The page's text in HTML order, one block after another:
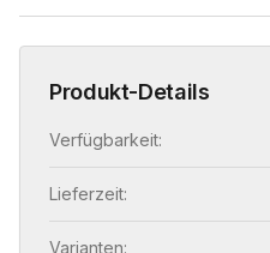
Produkt-Details
Verfügbarkeit:
Lieferzeit:
Varianten: